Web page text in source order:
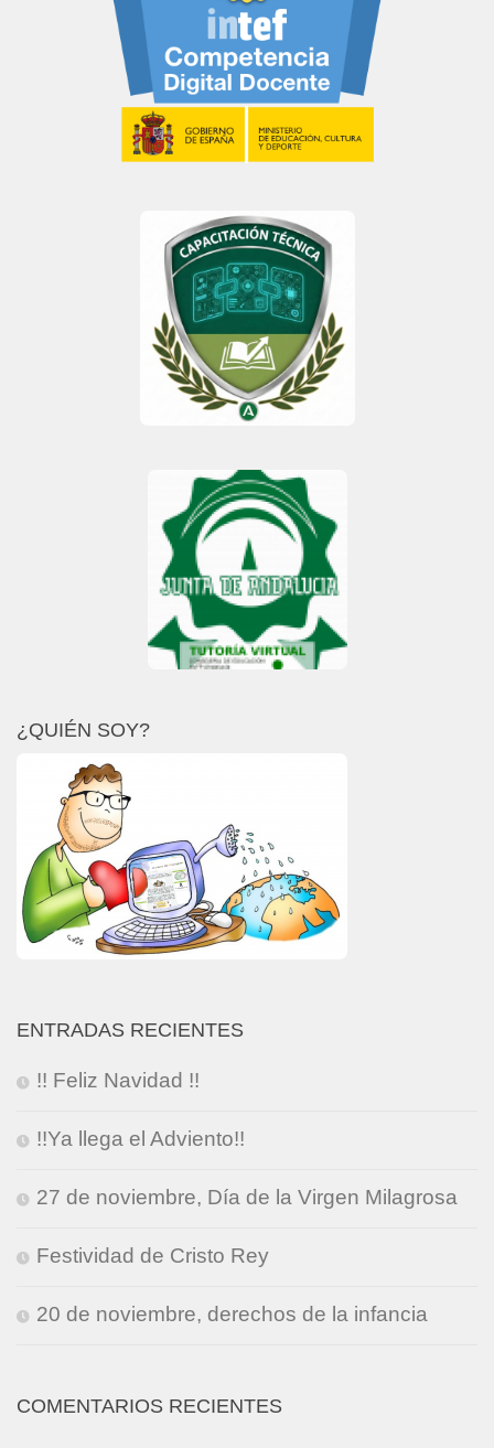
¿QUIÉN SOY?
ENTRADAS RECIENTES
!! Feliz Navidad !!
!!Ya llega el Adviento!!
27 de noviembre, Día de la Virgen Milagrosa
Festividad de Cristo Rey
20 de noviembre, derechos de la infancia
COMENTARIOS RECIENTES